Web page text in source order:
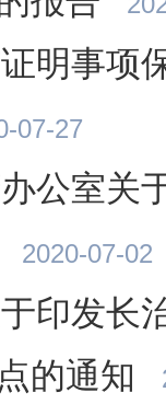
明事项
07-27
公室关
2020-07-02
印发长
的通知